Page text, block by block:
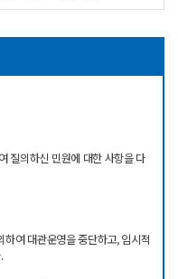
질의하신 민원에 대한 사항을 다
여 대관운영을 중단하고, 임시적